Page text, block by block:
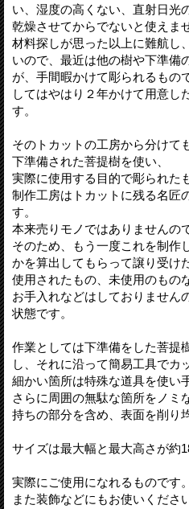
い、湿度の高くない、直射日光
乾燥させてからでないと使えま
材料探しが思った以上に難航し
いので、最近は他の樹や下準備
が、手間暇かけて彫られるもの
してはやはり２年かけて用意し
す。
そのトカットの工房から分けて
下準備された菩提樹を使い、
実際に使用する目的で彫られた
制作工房はトカットに残る名匠
す。
本来売りモノではありませんの
そのため、もう一度これを制作
かを算出してもらって譲り受け
使用されたもの、未使用のもの
お手入れなどはしておりません
状態です。
作業としては下準備をした菩提
し、それに沿って簡易工具でカ
細かい箇所は特殊な道具を使い
さらに周囲の無駄な箇所をノミ
持ちの部分を含め、表面を削り
サイズは最大幅と最大高さが約
実際にご使用になれるものです。
また装飾などにもお使いください